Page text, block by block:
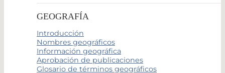
GEOGRAFÍA
Introducción
Nombres geográficos
Información geográfica
Aprobación de publicaciones
Glosario de términos geográficos